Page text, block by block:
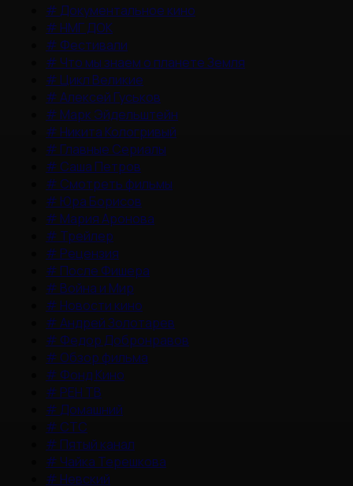
# Документальное кино
# НМГ ДОК
# Фестивали
# Что мы знаем о планете Земля
# Цикл Великие
#Алексей Гуськов
# Марк Эйдельштейн
# Никита Кологривый
# Главные Сериалы
# Саша Петров
# Смотреть фильмы
# Юра Борисов
# Мария Аронова
# Трейлер
# Рецензия
# После Фишера
# Война и Мир
# Новости кино
#Андрей Золотарев
# Федор Добронравов
# Обзор фильма
# Фонд Кино
# РЕН ТВ
# Домашний
# СТС
# Пятый канал
# Чайка Терешкова
# Невский